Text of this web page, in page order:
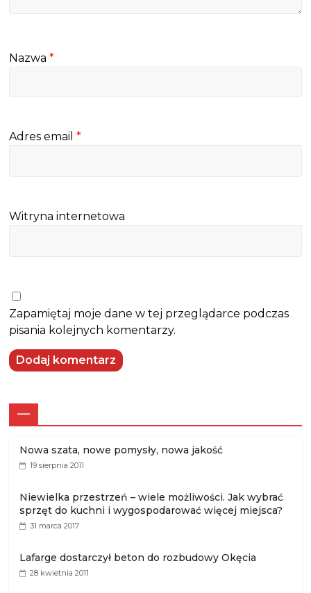
Nazwa*
Adres email*
Witryna internetowa
Zapamiętaj moje dane w tej przeglądarce podczas
pisania kolejnych komentarzy.
—
Nowa szata, nowe pomysły, nowa jakość
19 sierpnia 2011
Niewielka przestrzeń – wiele możliwości. Jak wybrać
sprzęt do kuchni i wygospodarować więcej miejsca?
31 marca 2017
Lafarge dostarczył beton do rozbudowy Okęcia
28 kwietnia 2011